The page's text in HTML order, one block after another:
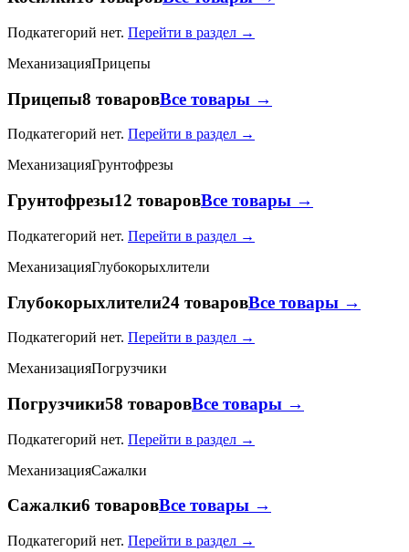
Подкатегорий нет. Перейти в раздел →
МеханизацияПрицепы
Прицепы8 товаровВсе товары →
Подкатегорий нет. Перейти в раздел →
МеханизацияГрунтофрезы
Грунтофрезы12 товаровВсе товары →
Подкатегорий нет. Перейти в раздел →
МеханизацияГлубокорыхлители
Глубокорыхлители24 товаровВсе товары →
Подкатегорий нет. Перейти в раздел →
МеханизацияПогрузчики
Погрузчики58 товаровВсе товары →
Подкатегорий нет. Перейти в раздел →
МеханизацияСажалки
Сажалки6 товаровВсе товары →
Подкатегорий нет. Перейти в раздел →